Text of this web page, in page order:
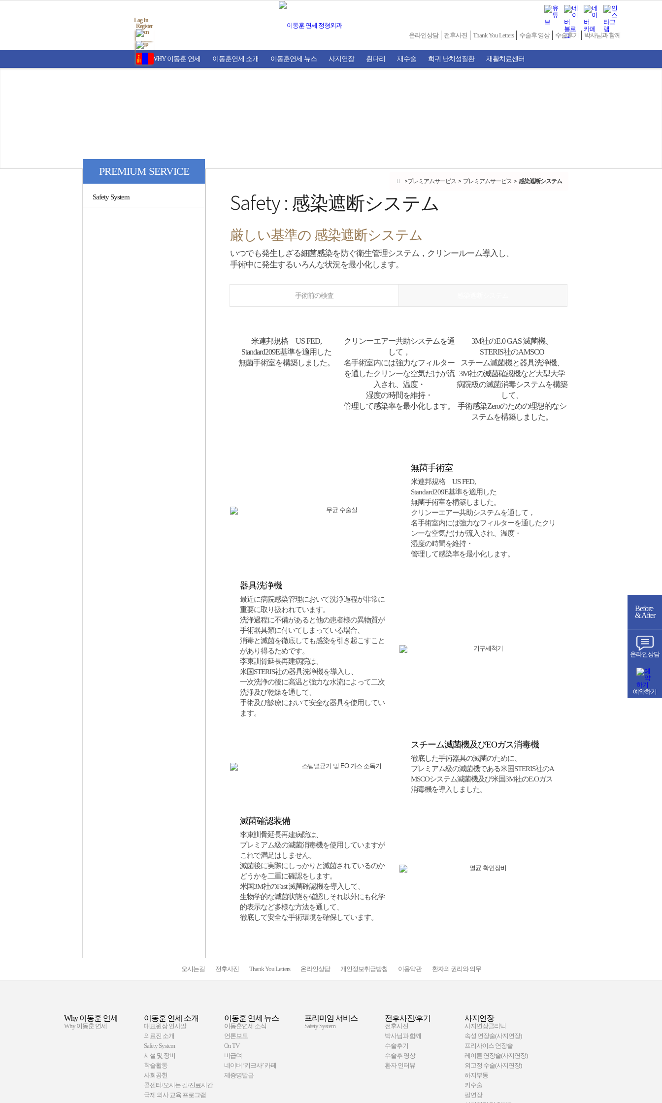
온라인상담 전후사진 Thank You Letters 수술후 영상 수술후기 박사님과 함께
Log In
Register
WHY 이동훈 연세 이동훈연세 소개 이동훈연세 뉴스 사지연장 휜다리 재수술 희귀 난치성질환 재활치료센터
プレミアムサービス プレミアムサービス 感染遮断システム
Safety : 感染遮断システム
厳しい基準の 感染遮断システム
いつでも発生しざる細菌感染を防ぐ衛生管理システム，クリンールーム導入し、
手術中に発生するいろんな状況を最小化します。
手術前の検査
米連邦規格 US FED,
Standard209E基準を適用した
無菌手術室を構築しました。
クリンーエアー共助システムを通
して，
名手術室内には強力なフィルター
を通したクリンーな空気だけが流
入され、温度・
湿度の時間を維持・
管理して感染率を最小化します。
3M社のE.0 GAS 滅菌機、
STERIS社のAMSCO
スチーム滅菌機と器具洗浄機、
3M社の滅菌確認機など大型大学
病院級の滅菌消毒システムを構築
して、
手術感染Zeroのための理想的なシ
ステムを構築しました。
無菌手術室
米連邦規格 US FED,
Standard209E基準を適用した
無菌手術室を構築しました。
クリンーエアー共助システムを通して，
名手術室内には強力なフィルターを通したクリ
ンーな空気だけが流入され、温度・
湿度の時間を維持・
管理して感染率を最小化します。
器具洗浄機
最近に病院感染管理において洗浄過程が非常に
重要に取り扱われています。
洗浄過程に不備があると他の患者様の異物質が
手術器具類に付いてしまっている場合、
消毒と滅菌を徹底しても感染を引き起こすこと
があり得るためです。
李東訓骨延長再建病院は、
米国STERIS社の器具洗浄機を導入し、
一次洗浄の後に高温と強力な水流によって二次
洗浄及び乾燥を通して、
手術及び診療において安全な器具を使用してい
ます。
スチーム滅菌機及びEOガス消毒機
徹底した手術器具の滅菌のために、
プレミアム級の滅菌機である米国STERIS社のA
MSCOシステム滅菌機及び米国3M社のE.Oガス
消毒機を導入しました。
滅菌確認装備
李東訓骨延長再建病院は、
プレミアム級の滅菌消毒機を使用していますが
これで満足はしません。
滅菌後に実際にしっかりと滅菌されているのか
どうかを二重に確認をします。
米国3M社のFast 滅菌確認機を導入して、
生物学的な滅菌状態を確認しそれ以外にも化学
的表示など多様な方法を通して、
徹底して安全な手術環境を確保しています。
PREMIUM SERVICE
Safety System
오시는길 전후사진 Thank You Letters 온라인상담 개인정보취급방침 이용약관 환자의 권리와 의무
Why 이동훈 연세
Why 이동훈 연세
이동훈 연세 소개
대표원장 인사말
의료진 소개
Safety System
시설 및 장비
학술활동
사회공헌
콜센터/오시는 길/진료시간
국제 의사 교육 프로그램
이동훈 연세 뉴스
이동훈연세 소식
언론보도
On TV
비급여
네이버 ‘키크사’ 카페
제증명발급
프리미엄 서비스
Safety System
전후사진/후기
전후사진
박사님과 함께
수술후기
수술후 영상
환자 인터뷰
사지연장
사지연장클리닉
속성 연장술(사지연장)
프리사이스 연장술
레이튼 연장술(사지연장)
외고정 수술(사지연장)
하지부동
키수술
팔연장
Before
& After
온라인상담
예약하기